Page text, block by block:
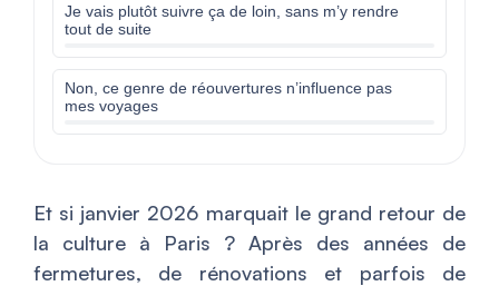
Je vais plutôt suivre ça de loin, sans m’y rendre
tout de suite
Non, ce genre de réouvertures n’influence pas
mes voyages
Et si janvier 2026 marquait le grand retour de
la culture à Paris ? Après des années de
fermetures, de rénovations et parfois de